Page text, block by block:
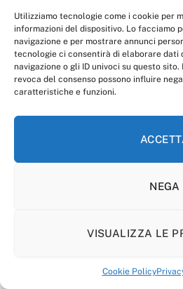
Utilizziamo tecnologie come i cookie per
informazioni del dispositivo. Lo facciamo
navigazione e per mostrare annunci
tecnologie ci consentirà di elaborare dati
navigazione o gli ID univoci su questo
revoca del consenso possono influire
caratteristiche e funzioni.
NEGA
VISUALIZZA LE
Cookie Policy